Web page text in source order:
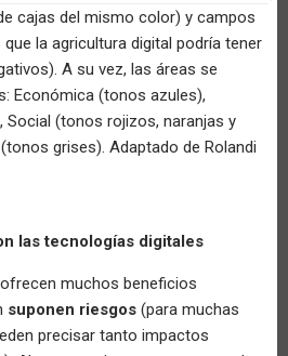
cajas del mismo color) y campos
la agricultura digital podría tener
A su vez, las áreas se
Económica (tonos azules),
Social (tonos rojizos, naranjas y
grises). Adaptado de Rolandi
las tecnologías digitales
muchos beneficios
suponen riesgos (para muchas
precisar tanto impactos